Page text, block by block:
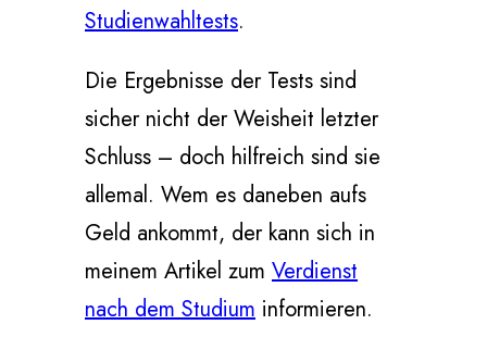
Studienwahltests.
Die Ergebnisse der Tests sind
sicher nicht der Weisheit letzter
Schluss – doch hilfreich sind sie
allemal. Wem es daneben aufs
Geld ankommt, der kann sich in
meinem Artikel zum Verdienst
nach dem Studium informieren.